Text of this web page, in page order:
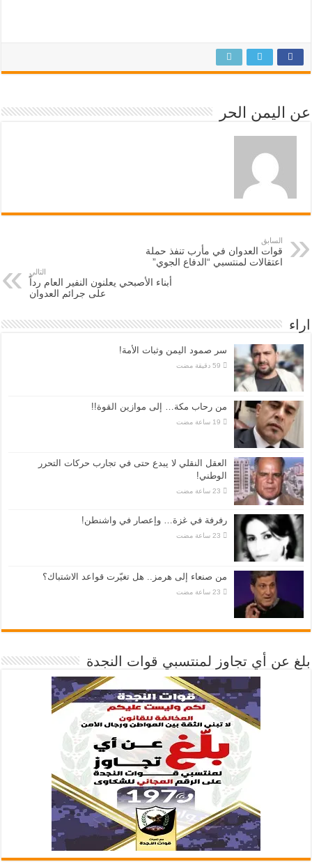
عن اليمن الحر
السابق
قوات العدوان في مأرب تنفذ حملة
اعتقالات لمنتسبي “الدفاع الجوي”
التالي
أبناء الأصبحي يعلنون النفير العام رداً
على جرائم العدوان
اراء
سر صمود اليمن وثبات الأمة!
من رحاب مكة… إلى موازين القوة!!
العقل النقلي لا يبدع حتى في تجارب حركات التحرر
الوطني!
رفرفة في غزة… وإعصار في واشنطن!
من صنعاء إلى هرمز.. هل تغيّرت قواعد الاشتباك؟
بلغ عن أي تجاوز لمنتسبي قوات النجدة